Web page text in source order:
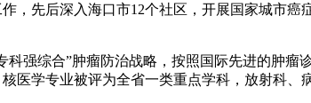
先后深入海口市12个社区，开展国家城市癌
综合”肿瘤防治战略，按照国际先进的肿瘤
医学专业被评为全省一类重点学科，放射科、